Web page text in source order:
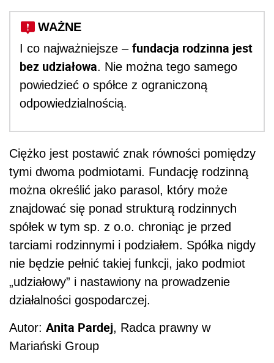
WAŻNE
I co najważniejsze – fundacja rodzinna jest
bez udziałowa. Nie można tego samego
powiedzieć o spółce z ograniczoną
odpowiedzialnością.
Ciężko jest postawić znak równości pomiędzy
tymi dwoma podmiotami. Fundację rodzinną
można określić jako parasol, który może
znajdować się ponad strukturą rodzinnych
spółek w tym sp. z o.o. chroniąc je przed
tarciami rodzinnymi i podziałem. Spółka nigdy
nie będzie pełnić takiej funkcji, jako podmiot
„udziałowy” i nastawiony na prowadzenie
działalności gospodarczej.
Autor: Anita Pardej, Radca prawny w
Mariański Group